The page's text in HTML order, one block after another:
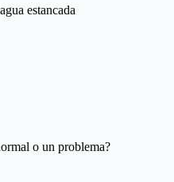
de Cocción
estancada